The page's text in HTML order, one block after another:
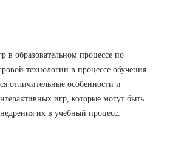
в образовательном процессе по
технологии в процессе обучения
отличительные особенности и
игр, которые могут быть
их в учебный процесс.